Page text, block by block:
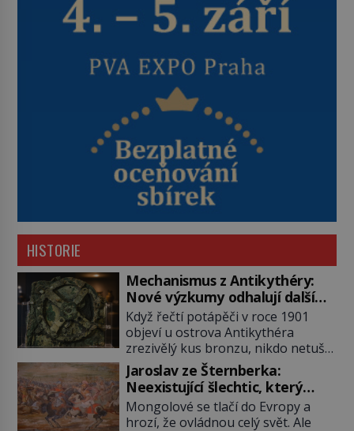
HISTORIE
Mechanismus z Antikythéry:
Nové výzkumy odhalují další
překvapení o starověkém
počítači
Když řečtí potápěči v roce 1901
objeví u ostrova Antikythéra
zrezivělý kus bronzu, nikdo netuší,
že drží v rukou jeden z
nejúžasnějších vynálezů starověku.
Až moderní rentgenové tomografy
odhalí desítky ozubených kol
ukrytých uvnitř. Mechanismus z
Jaroslav ze Šternberka:
Neexistující šlechtic, který
z Moravy vyžene Mongoly
Mongolové se tlačí do Evropy a
hrozí, že ovládnou celý svět. Ale